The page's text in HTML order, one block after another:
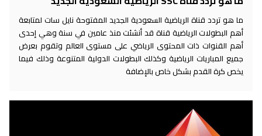
ما هو تردد قناة الرياضية السعودية الجديد المفتوحة نايل سات لمتابعة
أهم البطولات الرياضية قناة قد أنشئت منذ عامين في سنة وهي إحدى
أهم القنوات ذات المحتوى الرياضي على مستوى العالم وتقوم بعرض
جميع المباريات الرياضية وكذلك البطولات الدولية المتنوعة وذلك فيما
يخص كرة القدم بشكل خاص بالإضافة